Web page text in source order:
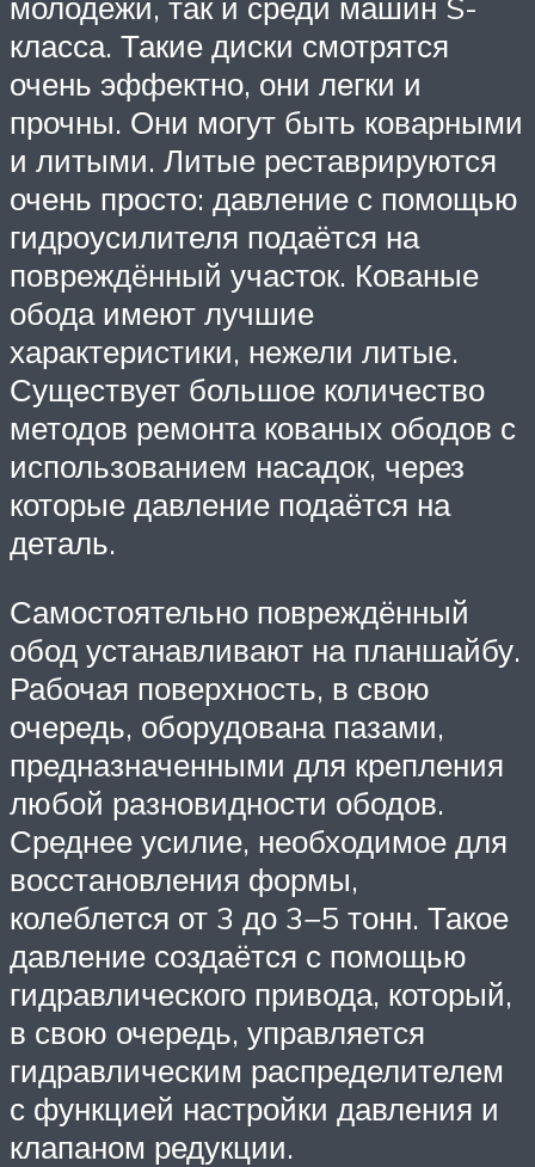
класса. Такие диски смотрятся
очень эффектно, они легки и
прочны. Они могут быть коварными
и литыми. Литые реставрируются
очень просто: давление с помощью
гидроусилителя подаётся на
повреждённый участок. Кованые
обода имеют лучшие
характеристики, нежели литые.
Существует большое количество
методов ремонта кованых ободов с
использованием насадок, через
которые давление подаётся на
деталь.
Самостоятельно повреждённый
обод устанавливают на планшайбу.
Рабочая поверхность, в свою
очередь, оборудована пазами,
предназначенными для крепления
любой разновидности ободов.
Среднее усилие, необходимое для
восстановления формы,
колеблется от 3 до 3−5 тонн. Такое
давление создаётся с помощью
гидравлического привода, который,
в свою очередь, управляется
гидравлическим распределителем
с функцией настройки давления и
клапаном редукции.